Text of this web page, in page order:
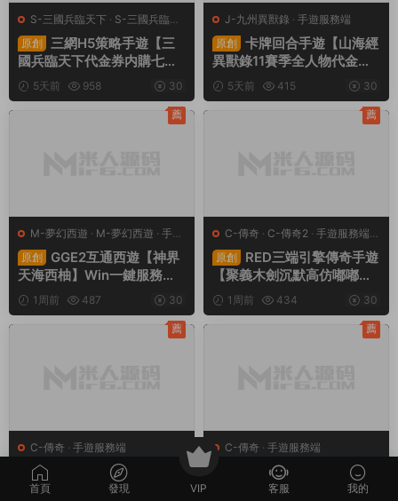
S-三國兵臨天下 · S-三國兵臨天
下· 手遊服務端·頁遊服務端
原創
三網H5策略手遊【三
國兵臨天下代金券内購七合
修複版】Linux手工服務端
+管理後台+GM授權後台
+簡易安卓客戶端+視頻架設
5天前 958 30
J-九州異獸錄 · 手遊服務端
原創
卡牌回合手遊【山海經
異獸錄11賽季全人物代金券
内購版】Win一鍵服務端+授
權GM後台+管理後台+熱更
修改工具+安卓+視頻架設教
5天前 415 30
M-夢幻西遊 · M-夢幻西遊 · 手遊
服務端 · 端遊服務端
原創
GGE2互通西遊【神界
天海西柚】Win一鍵服務端
+安卓蘋果PC三端+内置GM
工具+全套源碼+視頻架設教
1周前 487 30
薦
C-傳奇 · C-傳奇2 · 手遊服務端·
端遊服務端
原創
RED三端引擎傳奇手遊
【聚義木劍沉默高仿嘟嘟沉
默】Win一鍵服務端+安卓蘋
果PC三端+視頻架設教程
1周前 434 30
薦
C-傳奇 · 手遊服務端
原創
戰神引擎傳奇手遊【1.
76懷舊月光金币版】Win一
薦
C-傳奇 · 手遊服務端
戰神引擎傳奇手遊【1.
80野戰元素-白豬7.2免授
薦
首頁 發現 VIP 客服 我的